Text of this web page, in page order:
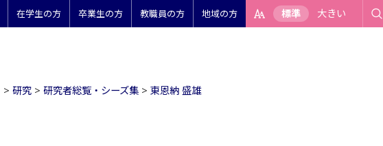
在学生の方 卒業生の方 教職員の方 地域の方 標準 大きい
> 研究 > 研究者総覧・シーズ集 > 東恩納 盛雄